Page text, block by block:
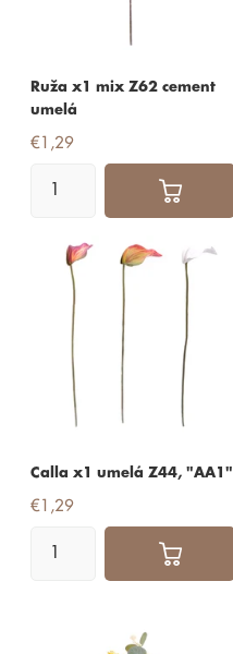
Ruža x1 mix Z62 cement
umelá
€1,29
Calla x1 umelá Z44, "AA1"
€1,29